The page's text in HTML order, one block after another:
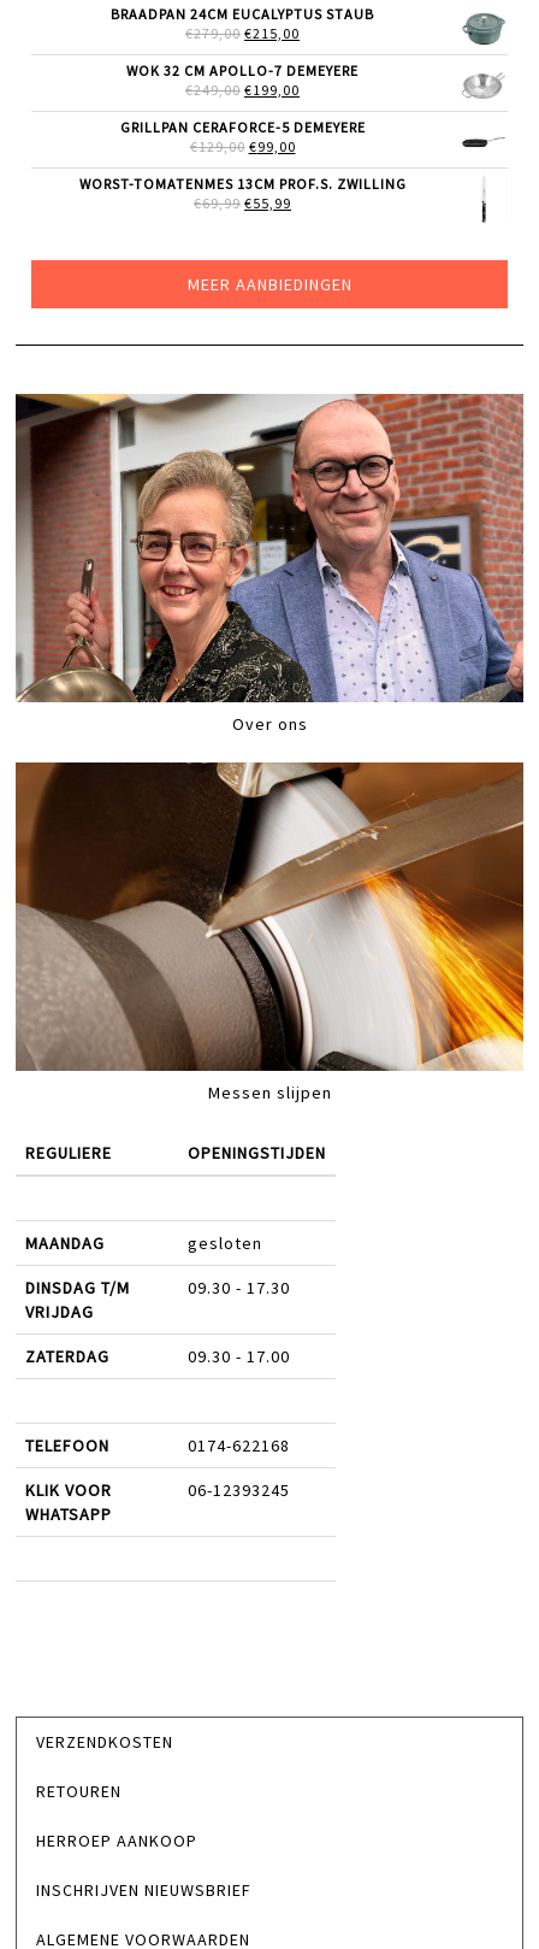
WAS:
€129,00.
IS:
€85,00.
BRAADPAN 24CM EUCALYPTUS STAUB
€279,00 OORSPRONKELIJKE
WAS:
€279,00.
€215,00
IS:
WOK 32 CM APOLLO-7 DEMEYERE
€249,00 OORSPRONKELIJKE
WAS:
€249,00.
€199,00
IS:
GRILLPAN CERAFORCE-5 DEMEYERE
€129,00 OORSPRONKELIJKE
WAS:
€129,00.
€99,00HUIDIGE
IS:
WORST-TOMATENMES 13CM PROF.S. ZWILLING
€69,99 OORSPRONKELIJKE
€55,99
MEER AANBIEDINGEN
Over ons
Messen slijpen
REGULIERE OPENINGSTIJDEN
MAANDAG gesloten
DINSDAG T/M
VRIJDAG
09.30 - 17.30
ZATERDAG 09.30 - 17.00
TELEFOON 0174-622168
KLIK VOOR
WHATSAPP
06-12393245
VERZENDKOSTEN
RETOUREN
HERROEP AANKOOP
INSCHRIJVEN NIEUWSBRIEF
ALGEMENE VOORWAARDEN